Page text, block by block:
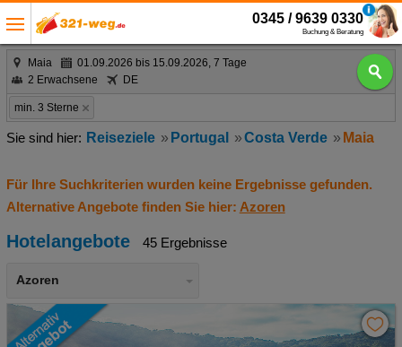
0345 / 9639 0330
Buchung & Beratung
Maia
01.09.2026 bis 15.09.2026, 7 Tage
2 Erwachsene
DE
min. 3 Sterne
Reiseziele Portugal Costa Verde Maia
Für Ihre Suchkriterien wurden keine Ergebnisse gefunden.
Alternative Angebote finden Sie hier: Azoren
Hotelangebote 45 Ergebnisse
Azoren